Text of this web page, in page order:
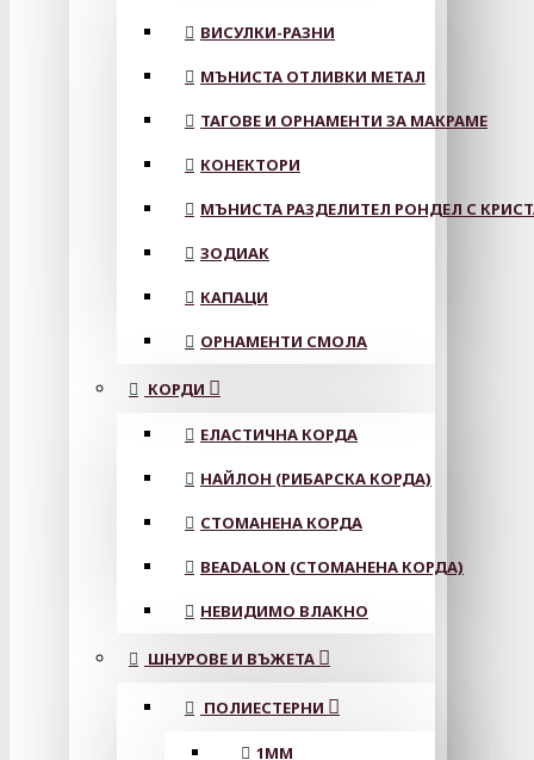
ВИСУЛКИ-РАЗНИ
МЪНИСТА ОТЛИВКИ МЕТАЛ
ТАГОВЕ И ОРНАМЕНТИ ЗА МАКРАМЕ
КОНЕКТОРИ
МЪНИСТА РАЗДЕЛИТЕЛ РОНДЕЛ С
ЗОДИАК
КАПАЦИ
ОРНАМЕНТИ СМОЛА
КОРДИ
ЕЛАСТИЧНА КОРДА
НАЙЛОН (РИБАРСКА КОРДА)
СТОМАНЕНА КОРДА
BEADALON (СТОМАНЕНА КОРДА)
НЕВИДИМО ВЛАКНО
ШНУРОВЕ И ВЪЖЕТА
ПОЛИЕСТЕРНИ
1ММ